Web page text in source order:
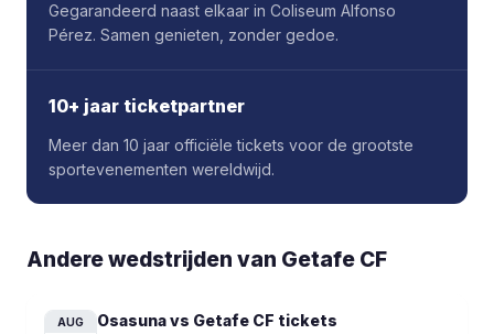
Gegarandeerd naast elkaar in Coliseum Alfonso
Pérez. Samen genieten, zonder gedoe.
10+ jaar ticketpartner
Meer dan 10 jaar officiële tickets voor de grootste
sportevenementen wereldwijd.
Andere wedstrijden van Getafe CF
AUG Osasuna vs Getafe CF tickets